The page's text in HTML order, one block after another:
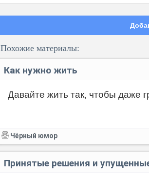
Похожие материалы:
Как нужно жить
Давайте жить так, чтобы даже
Чёрный юмор
Принятые решения и